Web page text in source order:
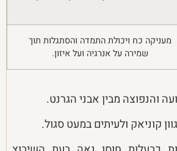
מעניקה כח ויכולת התמדה והסתגלות תוך
שמירה על אנרגיה ועל איזון.
והנפוצה מבין אבני הגרנט.
קוניאק ולעיתים במעט סגול.